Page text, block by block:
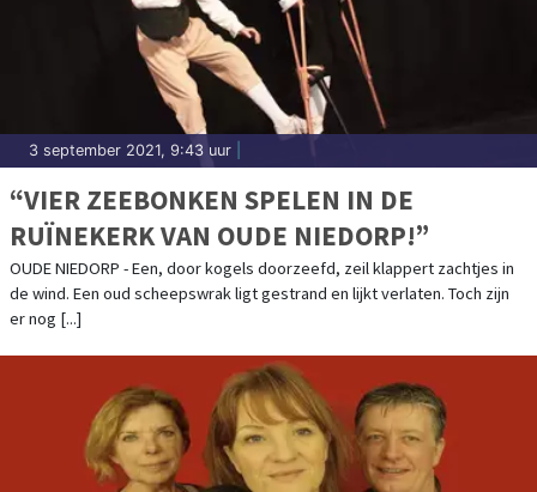
3 september 2021, 9:43 uur
“VIER ZEEBONKEN SPELEN IN DE
RUÏNEKERK VAN OUDE NIEDORP!”
OUDE NIEDORP - Een, door kogels doorzeefd, zeil klappert zachtjes in
de wind. Een oud scheepswrak ligt gestrand en lijkt verlaten. Toch zijn
er nog [...]